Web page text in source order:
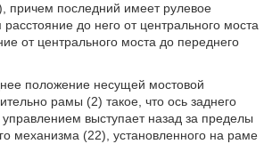
причем последний имеет рулевое
до него от центрального моста
от центрального моста до переднего
положение несущей мостовой
рамы (2) такое, что ось заднего
выступает назад за пределы
механизма (22), установленного на раме